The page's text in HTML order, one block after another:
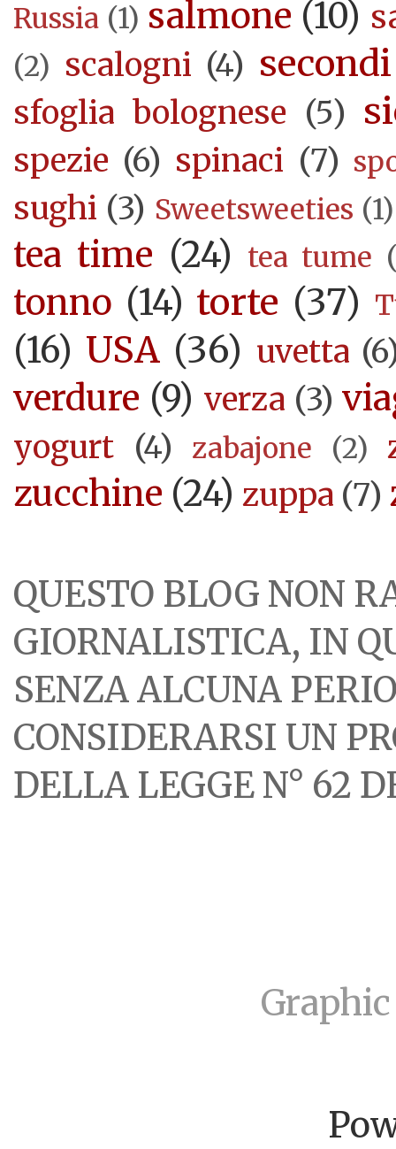
Russia (1) salmone (10)
(2) scalogni (4) secondi
sfoglia bolognese (5)
spezie (6) spinaci (7)
sughi (3) Sweetsweeties (1)
tea time (24) tea tume
tonno (14) torte (37)
(16) USA (36) uvetta
verdure (9) verza (3)
yogurt (4) zabajone (2)
zucchine (24) zuppa (7)
QUESTO BLOG NON
GIORNALISTICA, IN
SENZA ALCUNA
CONSIDERARSI UN
DELLA LEGGE N° 62